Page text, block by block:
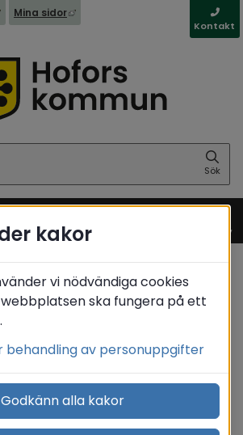
Länk till annan webbplats, öppnas i nytt
Mina sidor Länk till annan webbplats,
Kontakt
Sök
Meny
Stöd & omsorg
pågår / Samverkan Gävleborg
kakor
vi nödvändiga cookies
ska fungera på ett
behandling av personuppgifter
Godkänn alla kakor